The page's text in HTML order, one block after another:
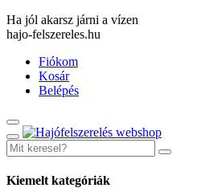
Ha jól akarsz járni a vízen
hajo-felszereles.hu
Fiókom
Kosár
Belépés
Kiemelt kategóriák